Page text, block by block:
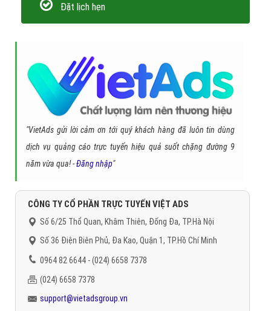
Đặt lịch hẹn
"VietAds gửi lời cảm ơn tới quý khách hàng đã luôn tin dùng
dịch vụ quảng cáo trực tuyến hiệu quả suốt chặng đường 9
năm vừa qua! -Đăng nhập"
CÔNG TY CỔ PHẦN TRỰC TUYẾN VIỆT ADS
Số 6/25 Thổ Quan, Khâm Thiên, Đống Đa, TP.Hà Nội
Số 36 Điện Biên Phủ, Đa Kao, Quận 1, TP.Hồ Chí Minh
0964 82 6644 - (024) 6658 7378
(024) 6658 7378
support@vietadsgroup.vn